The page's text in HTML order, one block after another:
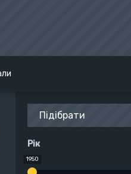
Підібрати
Рік
1950